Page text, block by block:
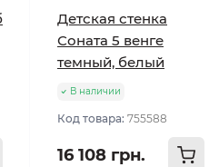
Детская стенка
Соната 5 венге
темный, белый
В наличии
Код товара: 755588
16 108 грн.